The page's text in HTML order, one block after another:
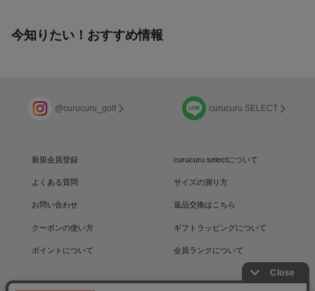
今知りたい！おすすめ情報
@curucuru_golf curucuru SELECT
新規会員登録 curucuru selectについて
よくある質問 サイズの測り方
お問い合わせ 返品交換はこちら
クーポンの使い方 ギフトラッピングについて
ポイントについて 会員ランクについて